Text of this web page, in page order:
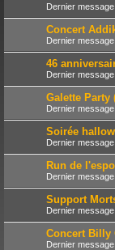
Dernier
Concert
Dernier
46
Dernier
Galette Party
Dernier
Soirée
Dernier
Run de
Dernier
Support
Dernier
Concert Billy
Dernier